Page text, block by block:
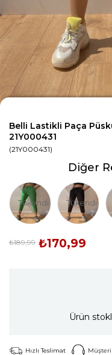
Belli Lastikli Paça
21Y000431
(21Y000431)
Diğer
Tükendi Tükendi
₺189,99 ₺170,99
Ürün
Hızlı Teslimat